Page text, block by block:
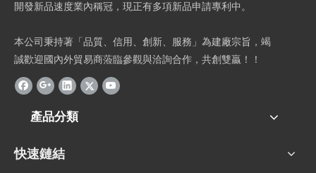
開發新品速度業內稱冠，現正有多項新品申請專利中。
本公司秉持著「品質、信用、創新、服務」為建廠宗旨，竭
誠歡迎國內外貿易商蒞臨參觀與洽詢合作，共創雙贏！！
產品分類
快速鏈結